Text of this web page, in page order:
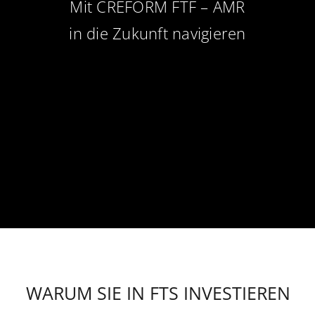
Mit CREFORM FTF – AMR
in die Zukunft navigieren